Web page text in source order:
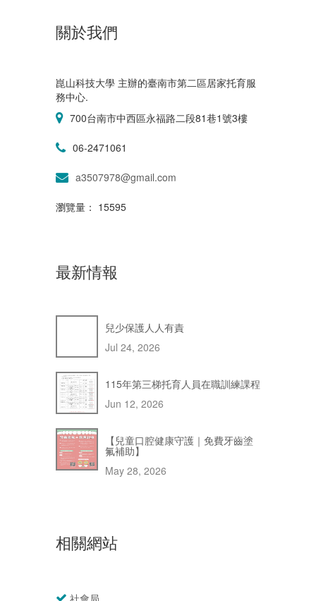
關於我們
崑山科技大學 主辦的臺南市第二區居家托育服
務中心.
700台南市中西區永福路二段81巷1號3樓
06-2471061
a3507978@gmail.com
瀏覽量： 15595
最新情報
兒少保護人人有責
Jul 24, 2026
115年第三梯托育人員在職訓練課程
Jun 12, 2026
【兒童口腔健康守護｜免費牙齒塗
氟補助】
May 28, 2026
相關網站
社會局